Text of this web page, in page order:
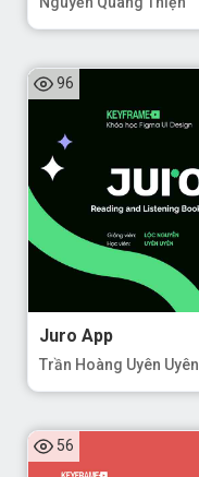
96
Juro App
Trần Hoàng Uyên Uyên
56